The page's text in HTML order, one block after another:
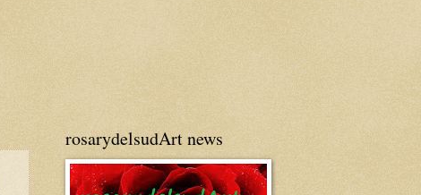
rosarydelsudArt news